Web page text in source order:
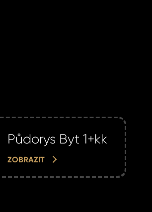
Půdorys Byt 1+kk
ZOBRAZIT